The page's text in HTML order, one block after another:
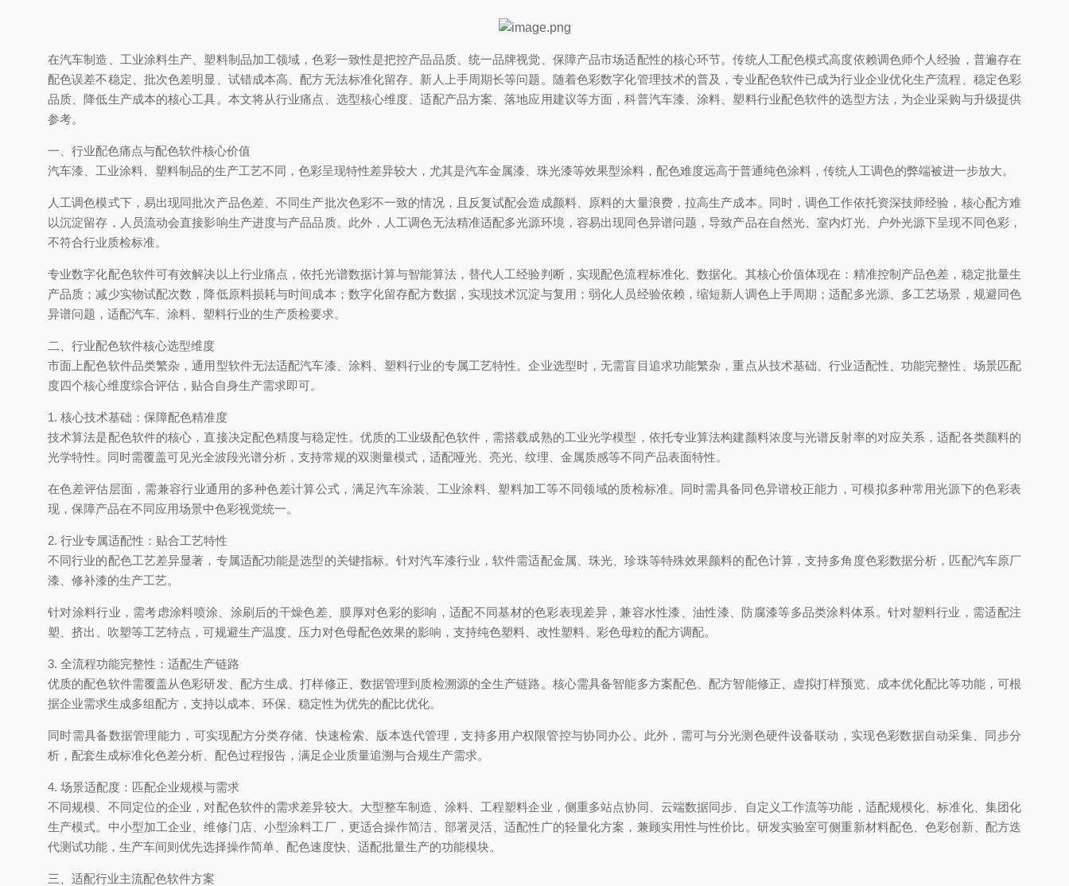
在汽车制造、工业涂料生产、塑料制品加工领域，色彩一致性是把控产品品质、统一品牌视觉、保障产品市场适配性的核心环节。传统人工配色模式高度依赖调色师个人经验，普遍存在
配色误差不稳定、批次色差明显、试错成本高、配方无法标准化留存、新人上手周期长等问题。随着色彩数字化管理技术的普及，专业配色软件已成为行业企业优化生产流程、稳定色彩
品质、降低生产成本的核心工具。本文将从行业痛点、选型核心维度、适配产品方案、落地应用建议等方面，科普汽车漆、涂料、塑料行业配色软件的选型方法，为企业采购与升级提供
参考。
一、行业配色痛点与配色软件核心价值
汽车漆、工业涂料、塑料制品的生产工艺不同，色彩呈现特性差异较大，尤其是汽车金属漆、珠光漆等效果型涂料，配色难度远高于普通纯色涂料，传统人工调色的弊端被进一步放大。
人工调色模式下，易出现同批次产品色差、不同生产批次色彩不一致的情况，且反复试配会造成颜料、原料的大量浪费，拉高生产成本。同时，调色工作依托资深技师经验，核心配方难
以沉淀留存，人员流动会直接影响生产进度与产品品质。此外，人工调色无法精准适配多光源环境，容易出现同色异谱问题，导致产品在自然光、室内灯光、户外光源下呈现不同色彩，
不符合行业质检标准。
专业数字化配色软件可有效解决以上行业痛点，依托光谱数据计算与智能算法，替代人工经验判断，实现配色流程标准化、数据化。其核心价值体现在：精准控制产品色差，稳定批量生
产品质；减少实物试配次数，降低原料损耗与时间成本；数字化留存配方数据，实现技术沉淀与复用；弱化人员经验依赖，缩短新人调色上手周期；适配多光源、多工艺场景，规避同色
异谱问题，适配汽车、涂料、塑料行业的生产质检要求。
二、行业配色软件核心选型维度
市面上配色软件品类繁杂，通用型软件无法适配汽车漆、涂料、塑料行业的专属工艺特性。企业选型时，无需盲目追求功能繁杂，重点从技术基础、行业适配性、功能完整性、场景匹配
度四个核心维度综合评估，贴合自身生产需求即可。
1. 核心技术基础：保障配色精准度
技术算法是配色软件的核心，直接决定配色精度与稳定性。优质的工业级配色软件，需搭载成熟的工业光学模型，依托专业算法构建颜料浓度与光谱反射率的对应关系，适配各类颜料的
光学特性。同时需覆盖可见光全波段光谱分析，支持常规的双测量模式，适配哑光、亮光、纹理、金属质感等不同产品表面特性。
在色差评估层面，需兼容行业通用的多种色差计算公式，满足汽车涂装、工业涂料、塑料加工等不同领域的质检标准。同时需具备同色异谱校正能力，可模拟多种常用光源下的色彩表
现，保障产品在不同应用场景中色彩视觉统一。
2. 行业专属适配性：贴合工艺特性
不同行业的配色工艺差异显著，专属适配功能是选型的关键指标。针对汽车漆行业，软件需适配金属、珠光、珍珠等特殊效果颜料的配色计算，支持多角度色彩数据分析，匹配汽车原厂
漆、修补漆的生产工艺。
针对涂料行业，需考虑涂料喷涂、涂刷后的干燥色差、膜厚对色彩的影响，适配不同基材的色彩表现差异，兼容水性漆、油性漆、防腐漆等多品类涂料体系。针对塑料行业，需适配注
塑、挤出、吹塑等工艺特点，可规避生产温度、压力对色母配色效果的影响，支持纯色塑料、改性塑料、彩色母粒的配方调配。
3. 全流程功能完整性：适配生产链路
优质的配色软件需覆盖从色彩研发、配方生成、打样修正、数据管理到质检溯源的全生产链路。核心需具备智能多方案配色、配方智能修正、虚拟打样预览、成本优化配比等功能，可根
据企业需求生成多组配方，支持以成本、环保、稳定性为优先的配比优化。
同时需具备数据管理能力，可实现配方分类存储、快速检索、版本迭代管理，支持多用户权限管控与协同办公。此外，需可与分光测色硬件设备联动，实现色彩数据自动采集、同步分
析，配套生成标准化色差分析、配色过程报告，满足企业质量追溯与合规生产需求。
4. 场景适配度：匹配企业规模与需求
不同规模、不同定位的企业，对配色软件的需求差异较大。大型整车制造、涂料、工程塑料企业，侧重多站点协同、云端数据同步、自定义工作流等功能，适配规模化、标准化、集团化
生产模式。中小型加工企业、维修门店、小型涂料工厂，更适合操作简洁、部署灵活、适配性广的轻量化方案，兼顾实用性与性价比。研发实验室可侧重新材料配色、色彩创新、配方迭
代测试功能，生产车间则优先选择操作简单、配色速度快、适配批量生产的功能模块。
三、适配行业主流配色软件方案